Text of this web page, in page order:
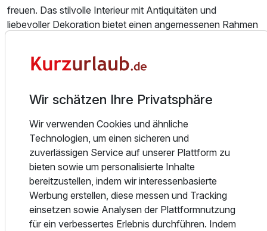
freuen. Das stilvolle Interieur mit Antiquitäten und
liebevoller Dekoration bietet einen angemessenen Rahmen
Restaurants zu romantischen Candle-Light-Dinnern oder
verwöhnt Sie mit raffinierten Speisen, von fangfrischer
Ostsee-Scholle bis hin zu köstlichen Weinen.
Timmendorfer Strand ist nicht nur im Sommer, sondern das
ganze Jahr über ein besonderes Urlaubsziel. Genießen Sie
das exklusive Flair von Timmenlove mit erstklassigem
Shopping, erstklassigen Restaurants, Top-Events und
einem glänzenden Ostseestrand.
Unser Hotel bietet eine ideale Lage, nur 100 m vom Strand
Wir schätzen Ihre Privatsphäre
Wir verwenden Cookies und ähnliche
Technologien, um einen sicheren und
zuverlässigen Service auf unserer Plattform zu
bieten sowie um personalisierte Inhalte
bereitzustellen, indem wir interessenbasierte
Werbung erstellen, diese messen und Tracking
einsetzen sowie Analysen der Plattformnutzung
für ein verbessertes Erlebnis durchführen. Indem